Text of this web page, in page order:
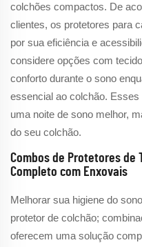
colchões compactos. De
clientes, os protetores para
por sua eficiência e
considere opções com
conforto durante o sono
essencial ao colchão.
uma noite de sono melhor,
do seu colchão.
Combos de Protetores de
Completo com Enxovais
Melhorar sua higiene do
protetor de colchão;
oferecem uma solução